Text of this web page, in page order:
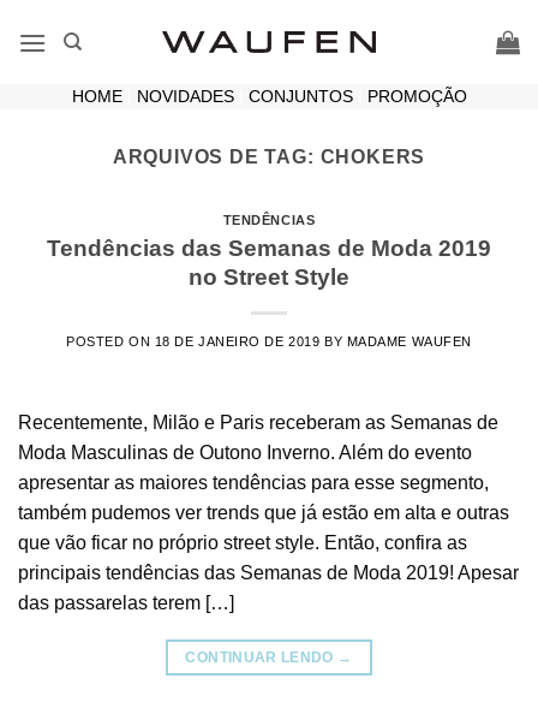
HOME| NOVIDADES| CONJUNTOS| PROMOÇÃO
ARQUIVOS DE TAG: CHOKERS
TENDÊNCIAS
Tendências das Semanas de Moda 2019
no Street Style
POSTED ON 18 DE JANEIRO DE 2019 BY MADAME WAUFEN
Recentemente, Milão e Paris receberam as Semanas de
Moda Masculinas de Outono Inverno. Além do evento
apresentar as maiores tendências para esse segmento,
também pudemos ver trends que já estão em alta e outras
que vão ficar no próprio street style. Então, confira as
principais tendências das Semanas de Moda 2019! Apesar
das passarelas terem […]
CONTINUAR LENDO →